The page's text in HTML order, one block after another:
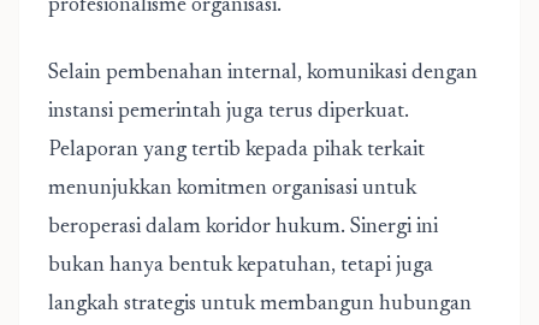
profesionalisme organisasi.
Selain pembenahan internal, komunikasi dengan
instansi pemerintah juga terus diperkuat.
Pelaporan yang tertib kepada pihak terkait
menunjukkan komitmen organisasi untuk
beroperasi dalam koridor hukum. Sinergi ini
bukan hanya bentuk kepatuhan, tetapi juga
langkah strategis untuk membangun hubungan